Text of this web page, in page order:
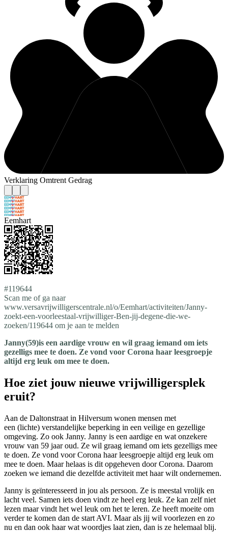
Verklaring Omtrent Gedrag
Eemhart
#119644
Scan me of ga naar
www.versavrijwilligerscentrale.nl/o/Eemhart/activiteiten/Janny-
zoekt-een-voorleestaal-vrijwilliger-Ben-jij-degene-die-we-
zoeken/119644 om je aan te melden
Janny(59)is een aardige vrouw en wil graag iemand om iets
gezelligs mee te doen. Ze vond voor Corona haar leesgroepje
altijd erg leuk om mee te doen.
Hoe ziet jouw nieuwe vrijwilligersplek
eruit?
Aan de Daltonstraat in Hilversum wonen mensen met
een (lichte) verstandelijke beperking in een veilige en gezellige
omgeving. Zo ook Janny. Janny is een aardige en wat onzekere
vrouw van 59 jaar oud. Ze wil graag iemand om iets gezelligs mee
te doen. Ze vond voor Corona haar leesgroepje altijd erg leuk om
mee te doen. Maar helaas is dit opgeheven door Corona. Daarom
zoeken we iemand die dezelfde activiteit met haar wilt ondernemen.
Janny is geïnteresseerd in jou als persoon. Ze is meestal vrolijk en
lacht veel. Samen iets doen vindt ze heel erg leuk. Ze kan zelf niet
lezen maar vindt het wel leuk om het te leren. Ze heeft moeite om
verder te komen dan de start AVI. Maar als jij wil voorlezen en zo
nu en dan ook haar wat woordjes laat zien, dan is ze helemaal blij.